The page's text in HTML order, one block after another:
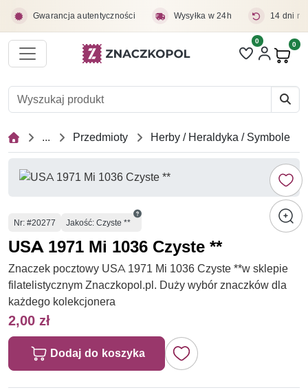
Gwarancja autentyczności Wysyłka w 24h 14 dni
Liczba pozycji
0 0
... Przedmioty Herby / Heraldyka / Symbole
Numer
Nr: #20277 Jakość: Czyste **
USA 1971 Mi 1036 Czyste **
Znaczek pocztowy USA 1971 Mi 1036 Czyste **w sklepie
filatelistycznym Znaczkopol.pl. Duży wybór znaczków dla
każdego kolekcjonera
2,00 zł
Dodaj do koszyka